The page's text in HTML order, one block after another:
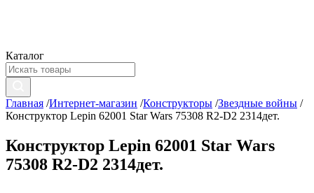
Каталог
Главная /Интернет-магазин /Конструкторы /Звездные войны /
Конструктор Lepin 62001 Star Wars 75308 R2-D2 2314дет.
Конструктор Lepin 62001 Star Wars
75308 R2-D2 2314дет.